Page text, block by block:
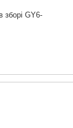
зборі GY6-